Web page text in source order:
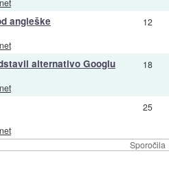
Sporočila
angleške 12
alternativo Googlu 18
25